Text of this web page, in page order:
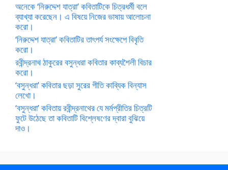
অনেকে ‘নিরুদ্দেশ যাত্রা’ কবিতাটিকে চিত্রধর্মী বলে
ব্যাখ্যা করেছেন। এ বিষয়ে নিজের ভাষায় আলোচনা
করো।
‘নিরুদ্দেশ যাত্রা’ কবিতাটির তাৎপর্য সংক্ষেপে বিবৃতি
করো।
রবীন্দ্রনাথ ঠাকুরের বসুন্ধরা কবিতার কাব্যশৈলী বিচার
করো।
‘বসুন্ধরা’ কবিতার ছড়া সুরের গীতি কাব্যিক বিন্যাস
লেখো।
‘বসুন্ধরা’ কবিতায় রবীন্দ্রনাথের যে মর্মপ্রীতির চিত্রটি
ফুটে উঠেছে তা কবিতাটি বিশ্লেষণের দ্বারা বুঝিয়ে
দাও।